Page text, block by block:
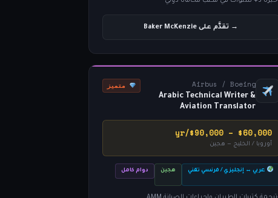
→ تقدَّم على Baker McKenzie
Airbus / Boeing
Arabic Technical Writer &
Aviation Translator
متميز
$60,000 – $90,000/yr
أوروبا / الخليج — هجين
عربي ↔ إنجليزي / فرنسي تقني هجين دوام كامل